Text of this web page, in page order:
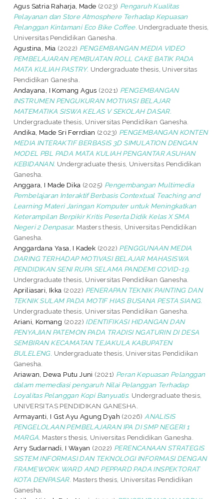
Agus Satria Raharja, Made (2023) Pengaruh Kualitas
Pelayanan dan Store Atmosphere Terhadap Kepuasan
Pelanggan Kintamani Eco Bike Coffee. Undergraduate thesis,
Universitas Pendidikan Ganesha.
Agustina, Mia (2022) PENGEMBANGAN MEDIA VIDEO
PEMBELAJARAN PEMBUATAN ROLL CAKE BATIK PADA
MATA KULIAH PASTRY. Undergraduate thesis, Universitas
Pendidikan Ganesha.
Andayana, I Komang Agus (2021) PENGEMBANGAN
INSTRUMEN PENGUKURAN MOTIVASI BELAJAR
MATEMATIKA SISWA KELAS V SEKOLAH DASAR.
Undergraduate thesis, Universitas Pendidikan Ganesha.
Andika, Made Sri Ferrdian (2023) PENGEMBANGAN KONTEN
MEDIA INTERAKTIF BERBASIS 3D SIMULATION DENGAN
MODEL PBL PADA MATA KULIAH PENGANTAR ASUHAN
KEBIDANAN. Undergraduate thesis, Universitas Pendidikan
Ganesha.
Anggara, I Made Dika (2025) Pengembangan Multimedia
Pembelajaran Interaktif Berbasis Contextual Teaching and
Learning Materi Jaringan Komputer untuk Meningkatkan
Keterampilan Berpikir Kritis Peserta Didik Kelas X SMA
Negeri 2 Denpasar. Masters thesis, Universitas Pendidikan
Ganesha.
Anggardana Yasa, I Kadek (2022) PENGGUNAAN MEDIA
DARING TERHADAP MOTIVASI BELAJAR MAHASISWA
PENDIDIKAN SENI RUPA SELAMA PANDEMI COVID-19.
Undergraduate thesis, Universitas Pendidikan Ganesha.
Apriliasari, Ikka (2022) PENERAPAN TEKNIK PAINTING DAN
TEKNIK SULAM PADA MOTIF HIAS BUSANA PESTA SIANG.
Undergraduate thesis, Universitas Pendidikan Ganesha.
Ariani, Komang (2022) IDENTIFIKASI HIDANGAN DAN
PENYAJIAN PATEMON PADA TRADISI NGATURIN DI DESA
SEMBIRAN KECAMATAN TEJAKULA KABUPATEN
BULELENG. Undergraduate thesis, Universitas Pendidikan
Ganesha.
Ariawan, Dewa Putu Juni (2021) Peran Kepuasan Pelanggan
dalam memediasi pengaruh Nilai Pelanggan Terhadap
Loyalitas Pelanggan Kopi Banyuatis. Undergraduate thesis,
UNIVERSITAS PENDIDIKAN GANESHA.
Armayanti, I Gst Ayu Agung Dyah (2026) ANALISIS
PENGELOLAAN PEMBELAJARAN IPA DI SMP NEGERI 1
MARGA. Masters thesis, Universitas Pendidikan Ganesha.
Arry Sudarnadi, I Wayan (2022) PERENCANAAN STRATEGIS
SISTEM INFORMASI DAN TEKNOLOGI INFORMASI DENGAN
FRAMEWORK WARD AND PEPPARD PADA INSPEKTORAT
KOTA DENPASAR. Masters thesis, Universitas Pendidikan
Ganesha.